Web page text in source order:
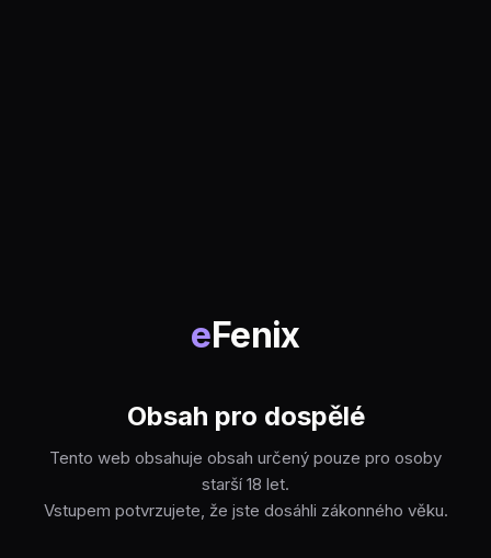
eFenix
Obsah pro dospělé
Tento web obsahuje obsah určený pouze pro osoby
starší 18 let.
Vstupem potvrzujete, že jste dosáhli zákonného věku.